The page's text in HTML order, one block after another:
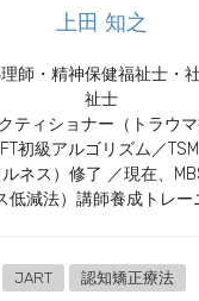
上田 知之
師・精神保健福祉士・
祉士
ティショナー（トラウ
初級アルゴリズム／
ネス）修了 ／現在、
低減法）講師養成トレー
JART 認知矯正療法